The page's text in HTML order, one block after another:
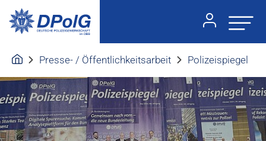
Presse- / Öffentlichkeitsarbeit Polizeispiegel